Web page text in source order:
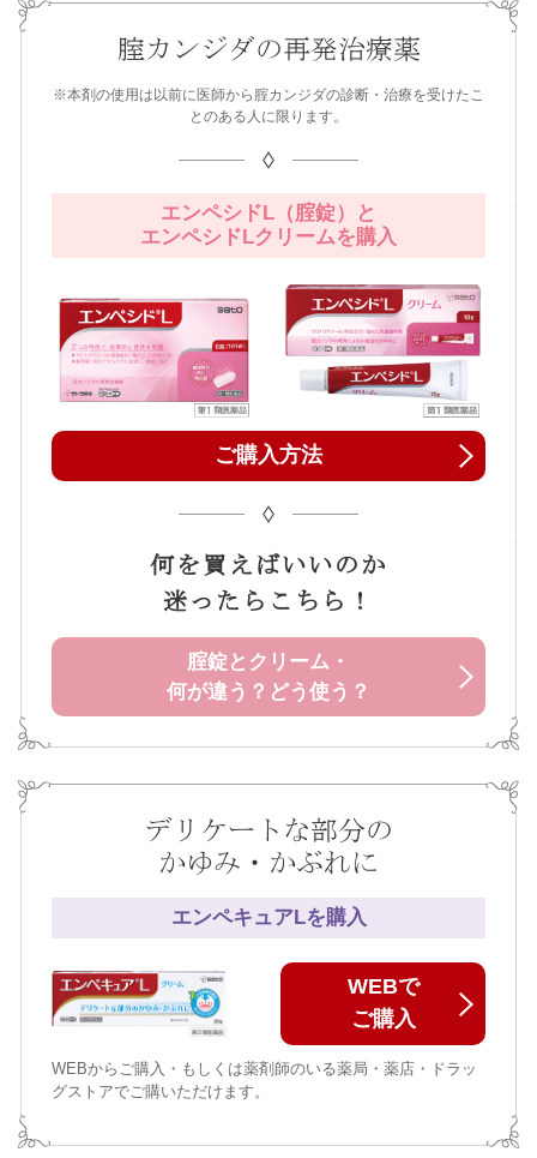
腟カンジダの再発治療薬
※本剤の使用は以前に医師から腟カンジダの診断・治療を受けたこ
とのある人に限ります。
エンペシドL（腟錠）と
エンペシドLクリームを購入
ご購入方法
何を買えばいいのか
迷ったらこちら！
腟錠とクリーム・
何が違う？どう使う？
デリケートな部分の
かゆみ・かぶれに
エンペキュアLを購入
WEBで
ご購入
WEBからご購入・もしくは薬剤師のいる薬局・薬店・ドラッ
グストアでご購いただけます。